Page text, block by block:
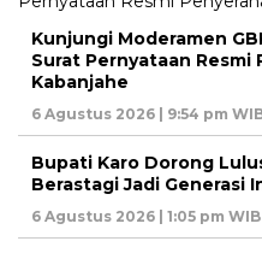
Kunjungi Moderamen
Surat Pernyataan Resmi
Kabanjahe
6 Agustus 2026 | 9:54 pm
Bupati Karo Dorong
Berastagi Jadi Generasi
6 Agustus 2026 | 1:05 pm WIB